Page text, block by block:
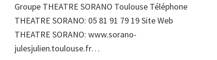
Groupe THEATRE SORANO Toulouse Téléphone
THEATRE SORANO: 05 81 91 79 19 Site Web
THEATRE SORANO: www.sorano-
julesjulien.toulouse.fr…